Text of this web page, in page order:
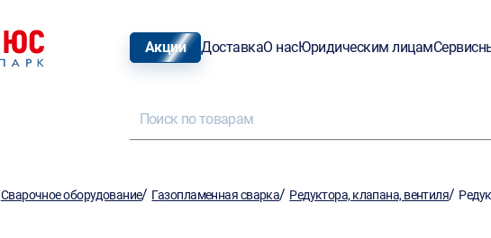
Акции ДоставкаО насЮридическим лицам
Сварочное оборудование/ Газопламенная сварка/ Редуктора, клапана, вентиля/